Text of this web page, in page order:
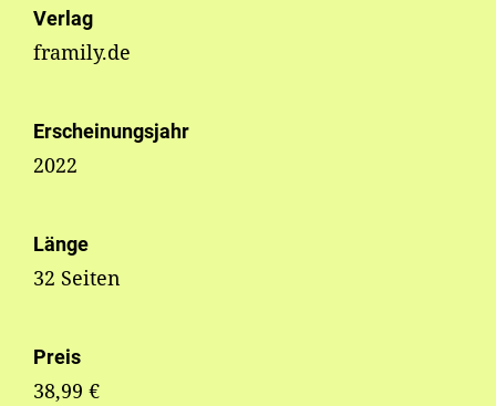
Verlag
framily.de
Erscheinungsjahr
2022
Länge
32 Seiten
Preis
38,99 €